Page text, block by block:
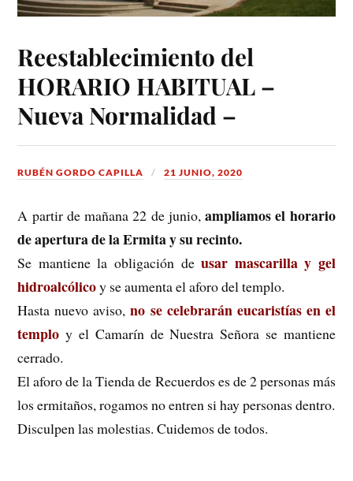
Reestablecimiento del
HORARIO HABITUAL –
Nueva Normalidad –
RUBÉN GORDO CAPILLA 21 JUNIO, 2020
A partir de mañana 22 de junio,ampliamos el horario
de apertura de la Ermita y su recinto.
Se mantiene la obligación deusar mascarilla y gel
hidroalcólicoy se aumenta el aforo del templo.
Hasta nuevo aviso,no se celebrarán eucaristías en el
templo y el Camarín de Nuestra Señora se mantiene
cerrado.
El aforo de la Tienda de Recuerdos es de 2 personas más
los ermitaños, rogamos no entren si hay personas dentro.
Disculpen las molestias. Cuidemos de todos.